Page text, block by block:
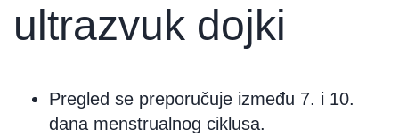
ultrazvuk dojki
Pregled se preporučuje između 7. i 10.
dana menstrualnog ciklusa.